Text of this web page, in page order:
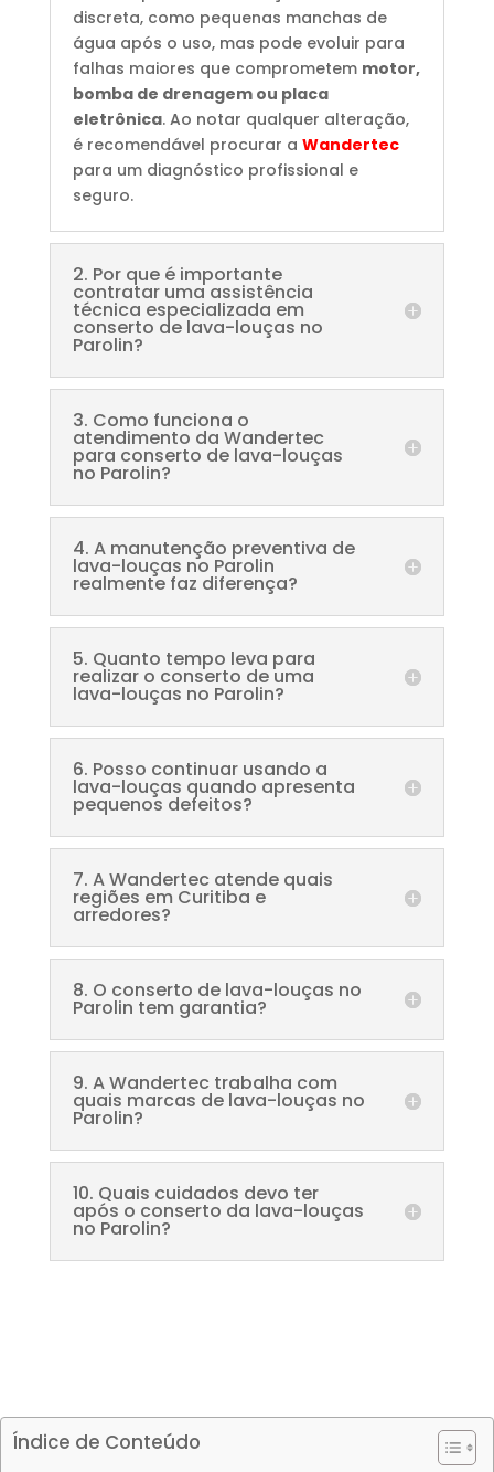
discreta, como pequenas manchas de
água após o uso, mas pode evoluir para
falhas maiores que comprometem motor,
bomba de drenagem ou placa
eletrônica. Ao notar qualquer alteração,
é recomendável procurar a Wandertec
para um diagnóstico profissional e
seguro.
2. Por que é importante
contratar uma assistência
técnica especializada em
conserto de lava-louças no
Parolin?
3. Como funciona o
atendimento da Wandertec
para conserto de lava-louças
no Parolin?
4. A manutenção preventiva de
lava-louças no Parolin
realmente faz diferença?
5. Quanto tempo leva para
realizar o conserto de uma
lava-louças no Parolin?
6. Posso continuar usando a
lava-louças quando apresenta
pequenos defeitos?
7. A Wandertec atende quais
regiões em Curitiba e
arredores?
8. O conserto de lava-louças no
Parolin tem garantia?
9. A Wandertec trabalha com
quais marcas de lava-louças no
Parolin?
10. Quais cuidados devo ter
após o conserto da lava-louças
no Parolin?
Índice de Conteúdo